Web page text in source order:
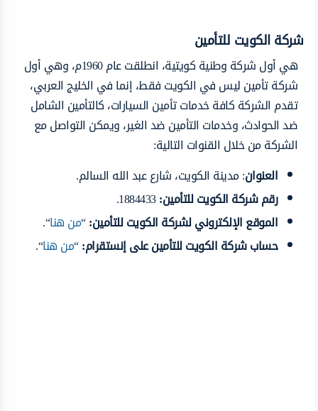
شركة الكويت للتأمين
هي أول شركة وطنية كويتية، انطلقت عام 1960م، وهي أول
شركة تأمين ليس في الكويت فقط، إنما في الخليج العربي،
تقدم الشركة كافة خدمات تأمين السيارات، كالتأمين الشامل
ضد الحوادث، وخدمات التأمين ضد الغير، ويمكن التواصل مع
الشركة من خلال القنوات التالية:
العنوان: مدينة الكويت، شارع عبد الله السالم.
رقم شركة الكويت للتأمين:
1884433.
الموقع الإلكتروني لشركة الكويت للتأمين:
“من هنا“.
حساب شركة الكويت للتأمين على إنستقرام:
“من هنا“.